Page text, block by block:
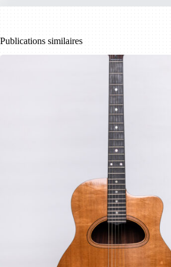
Publications similaires